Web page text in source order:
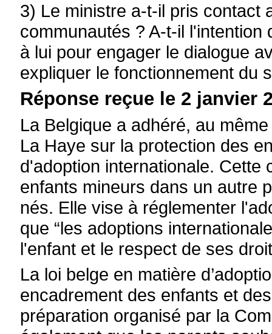
3) Le ministre a-t-il pris contact
communautés ? A-t-il
à lui pour engager le dialogue
expliquer le fonctionnement du
Réponse reçue le 2 janvier
La Belgique a adhéré, au
La Haye sur la protection des
d'adoption internationale. Cette
enfants mineurs dans un autre
nés. Elle vise à réglementer
que “les adoptions
l'enfant et le respect de ses
La loi belge en matière
encadrement des enfants et
préparation organisé par la